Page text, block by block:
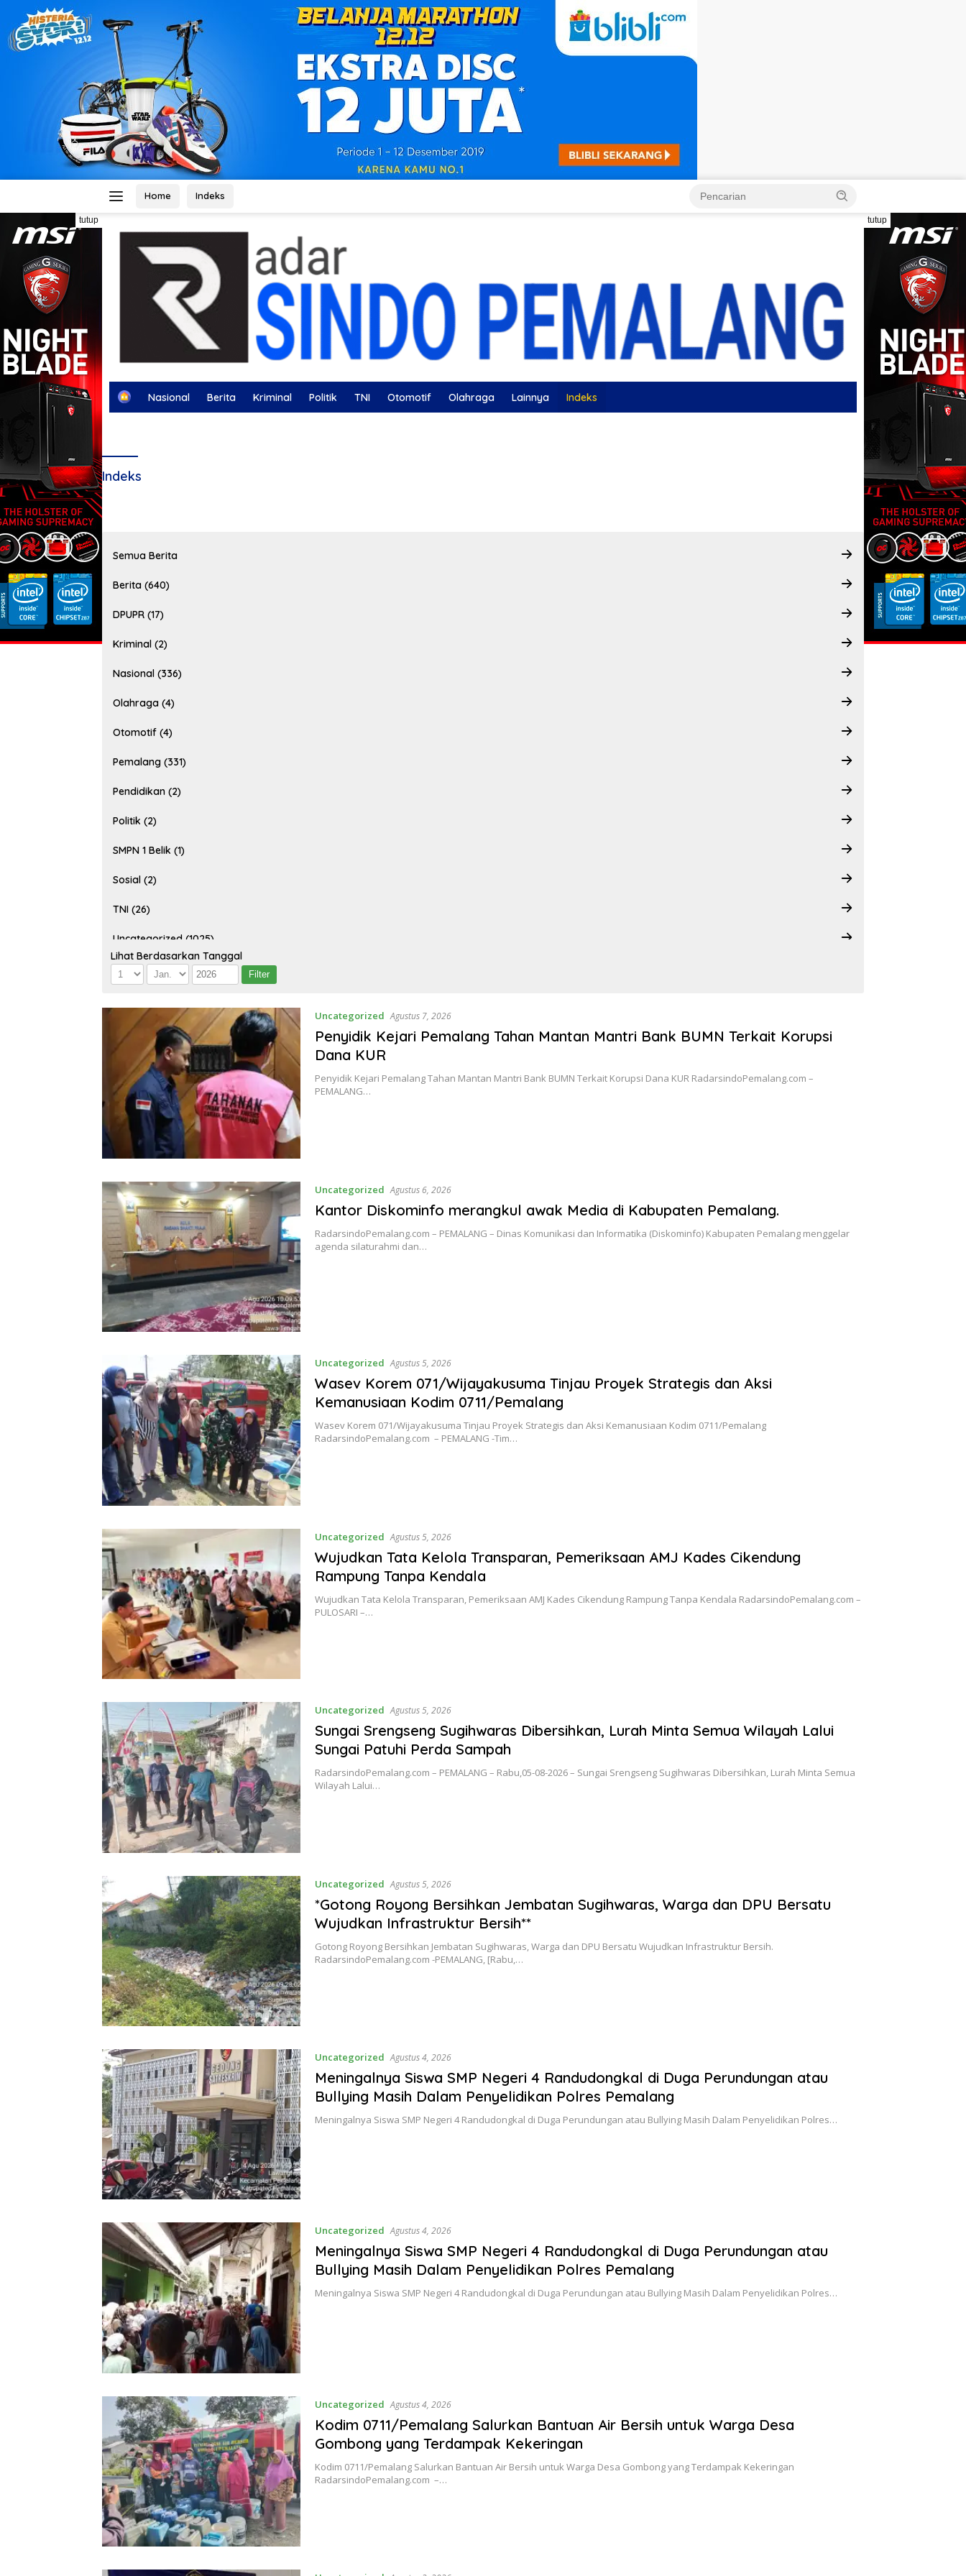
Home Indeks
tutup tutup
H
Nasional Berita Kriminal Politik TNI Otomotif Olahraga Lainnya Indeks
Indeks
Semua Berita
Berita (640)
DPUPR (17)
Kriminal (2)
Nasional (336)
Olahraga (4)
Otomotif (4)
Pemalang (331)
Pendidikan (2)
Politik (2)
SMPN 1 Belik (1)
Sosial (2)
TNI (26)
Uncategorized (1025)
Lihat Berdasarkan Tanggal
Uncategorized Agustus 7, 2026
Penyidik Kejari Pemalang Tahan Mantan Mantri Bank BUMN Terkait Korupsi
Dana KUR
Penyidik Kejari Pemalang Tahan Mantan Mantri Bank BUMN Terkait Korupsi Dana KUR ​RadarsindoPemalang.com –
PEMALANG…
Uncategorized Agustus 6, 2026
Kantor Diskominfo merangkul awak Media di Kabupaten Pemalang.
RadarsindoPemalang.com – PEMALANG – Dinas Komunikasi dan Informatika (Diskominfo) Kabupaten Pemalang menggelar
agenda silaturahmi dan…
Uncategorized Agustus 5, 2026
Wasev Korem 071/Wijayakusuma Tinjau Proyek Strategis dan Aksi
Kemanusiaan Kodim 0711/Pemalang
Wasev Korem 071/Wijayakusuma Tinjau Proyek Strategis dan Aksi Kemanusiaan Kodim 0711/Pemalang
RadarsindoPemalang.com – PEMALANG -Tim…
Uncategorized Agustus 5, 2026
Wujudkan Tata Kelola Transparan, Pemeriksaan AMJ Kades Cikendung
Rampung Tanpa Kendala
Wujudkan Tata Kelola Transparan, Pemeriksaan AMJ Kades Cikendung Rampung Tanpa Kendala RadarsindoPemalang.com –
PULOSARI –…
Uncategorized Agustus 5, 2026
Sungai Srengseng Sugihwaras Dibersihkan, Lurah Minta Semua Wilayah Lalui
Sungai Patuhi Perda Sampah
RadarsindoPemalang.com – PEMALANG – Rabu,05-08-2026 – Sungai Srengseng Sugihwaras Dibersihkan, Lurah Minta Semua
Wilayah Lalui…
Uncategorized Agustus 5, 2026
*Gotong Royong Bersihkan Jembatan Sugihwaras, Warga dan DPU Bersatu
Wujudkan Infrastruktur Bersih**
Gotong Royong Bersihkan Jembatan Sugihwaras, Warga dan DPU Bersatu Wujudkan Infrastruktur Bersih.
RadarsindoPemalang.com -PEMALANG, [Rabu,…
Uncategorized Agustus 4, 2026
Meningalnya Siswa SMP Negeri 4 Randudongkal di Duga Perundungan atau
Bullying Masih Dalam Penyelidikan Polres Pemalang
Meningalnya Siswa SMP Negeri 4 Randudongkal di Duga Perundungan atau Bullying Masih Dalam Penyelidikan Polres…
Uncategorized Agustus 4, 2026
Meningalnya Siswa SMP Negeri 4 Randudongkal di Duga Perundungan atau
Bullying Masih Dalam Penyelidikan Polres Pemalang
Meningalnya Siswa SMP Negeri 4 Randudongkal di Duga Perundungan atau Bullying Masih Dalam Penyelidikan Polres…
Uncategorized Agustus 4, 2026
Kodim 0711/Pemalang Salurkan Bantuan Air Bersih untuk Warga Desa
Gombong yang Terdampak Kekeringan
Kodim 0711/Pemalang Salurkan Bantuan Air Bersih untuk Warga Desa Gombong yang Terdampak Kekeringan
RadarsindoPemalang.com –…